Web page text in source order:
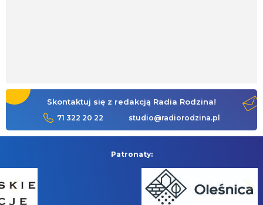
Skontaktuj się z redakcją Radia Rodzina!
71 322 20 22 studio@radiorodzina.pl
Patronaty: